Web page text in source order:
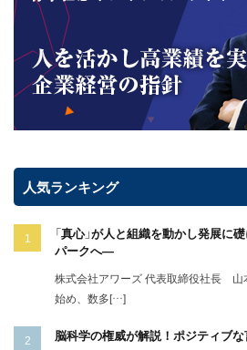
人気ランキング
「真心」が人と組織を動かし発展
パークへ―
株式会社アワーズ 代表取締役社長 山
始め、数多[…]
脳科学の権威が解説！ポジティブ